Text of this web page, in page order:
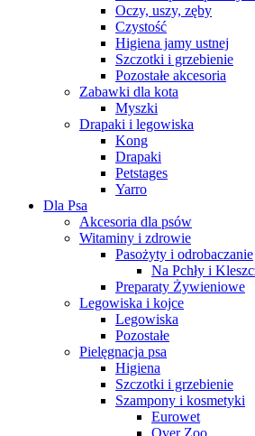
Oczy, uszy, zęby
Czystość
Higiena jamy ustnej
Szczotki i grzebienie
Pozostałe akcesoria
Zabawki dla kota
Myszki
Drapaki i legowiska
Kong
Drapaki
Petstages
Yarro
Dla Psa
Akcesoria dla psów
Witaminy i zdrowie
Pasożyty i odrobaczanie
Na Pchły i
Preparaty Żywieniowe
Legowiska i kojce
Legowiska
Pozostałe
Pielęgnacja psa
Higiena
Szczotki i grzebienie
Szampony i kosmetyki
Eurowet